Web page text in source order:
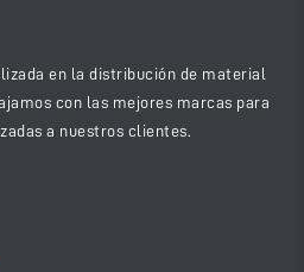
en la distribución de material
con las mejores marcas para
a nuestros clientes.